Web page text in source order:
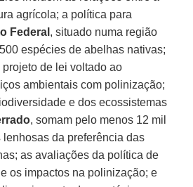
agrícola; a política para
Federal , situado numa região
espécies de abelhas nativas;
de lei voltado ao
ambientais com polinização;
e dos ecossistemas
, somam pelo menos 12 mil
da preferência das
as avaliações da política de
os impactos na polinização; e